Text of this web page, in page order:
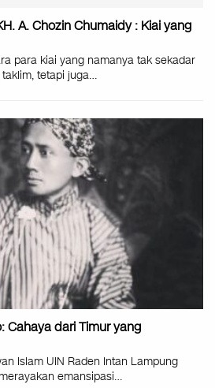
A. Chozin Chumaidy : Kiai yang
para kiai yang namanya tak sekadar
tetapi juga…
Cahaya dari Timur yang
Islam UIN Raden Intan Lampung
emansipasi…